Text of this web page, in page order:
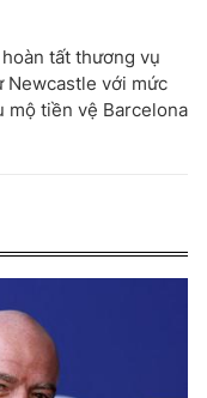
tất thương vụ
Newcastle với mức
mộ tiền vệ Barcelona